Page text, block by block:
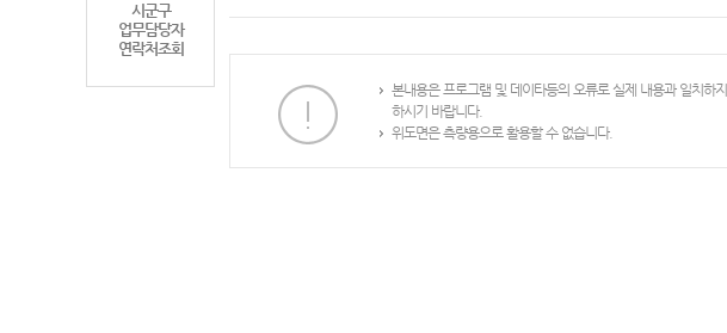
시군구
업무담당자
연락처조회
본내용은 프로그램 및 데이타등의 오류로 실제 내용과 일치하
하시기 바랍니다.
위도면은 측량용으로 활용할 수 없습니다.